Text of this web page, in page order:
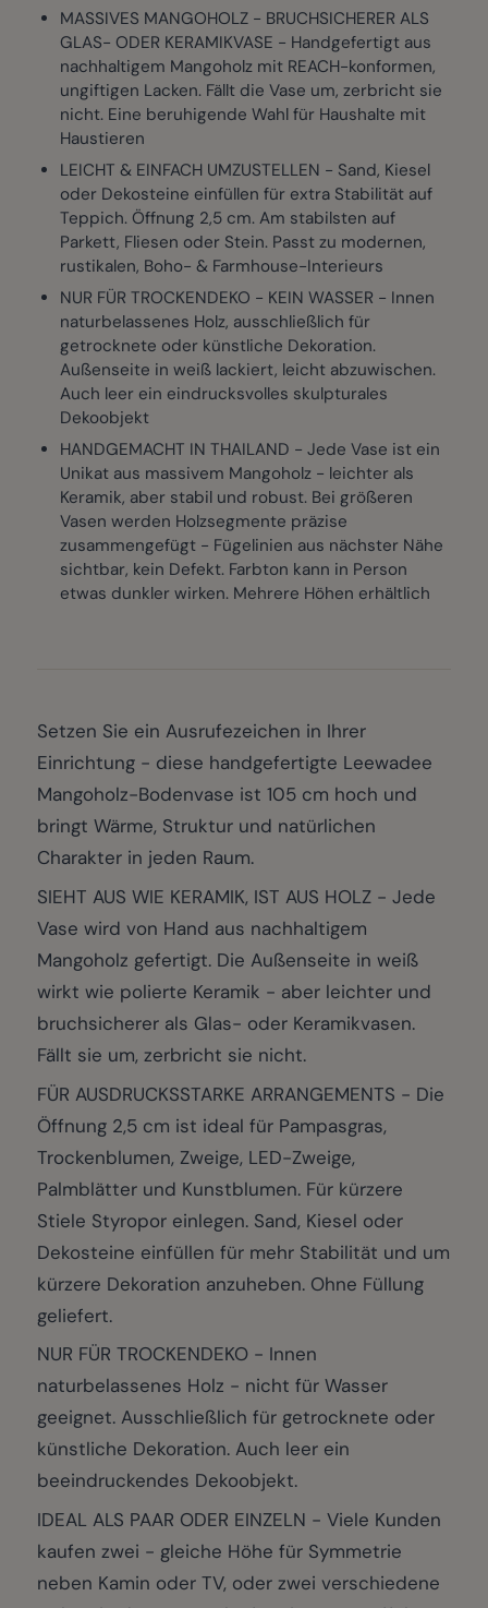
MASSIVES MANGOHOLZ - BRUCHSICHERER ALS
GLAS- ODER KERAMIKVASE - Handgefertigt aus
nachhaltigem Mangoholz mit REACH-konformen,
ungiftigen Lacken. Fällt die Vase um, zerbricht sie
nicht. Eine beruhigende Wahl für Haushalte mit
Haustieren
LEICHT & EINFACH UMZUSTELLEN - Sand, Kiesel
oder Dekosteine einfüllen für extra Stabilität auf
Teppich. Öffnung 2,5 cm. Am stabilsten auf
Parkett, Fliesen oder Stein. Passt zu modernen,
rustikalen, Boho- & Farmhouse-Interieurs
NUR FÜR TROCKENDEKO - KEIN WASSER - Innen
naturbelassenes Holz, ausschließlich für
getrocknete oder künstliche Dekoration.
Außenseite in weiß lackiert, leicht abzuwischen.
Auch leer ein eindrucksvolles skulpturales
Dekoobjekt
HANDGEMACHT IN THAILAND - Jede Vase ist ein
Unikat aus massivem Mangoholz - leichter als
Keramik, aber stabil und robust. Bei größeren
Vasen werden Holzsegmente präzise
zusammengefügt - Fügelinien aus nächster Nähe
sichtbar, kein Defekt. Farbton kann in Person
etwas dunkler wirken. Mehrere Höhen erhältlich
Setzen Sie ein Ausrufezeichen in Ihrer
Einrichtung - diese handgefertigte Leewadee
Mangoholz-Bodenvase ist 105 cm hoch und
bringt Wärme, Struktur und natürlichen
Charakter in jeden Raum.
SIEHT AUS WIE KERAMIK, IST AUS HOLZ - Jede
Vase wird von Hand aus nachhaltigem
Mangoholz gefertigt. Die Außenseite in weiß
wirkt wie polierte Keramik - aber leichter und
bruchsicherer als Glas- oder Keramikvasen.
Fällt sie um, zerbricht sie nicht.
FÜR AUSDRUCKSSTARKE ARRANGEMENTS - Die
Öffnung 2,5 cm ist ideal für Pampasgras,
Trockenblumen, Zweige, LED-Zweige,
Palmblätter und Kunstblumen. Für kürzere
Stiele Styropor einlegen. Sand, Kiesel oder
Dekosteine einfüllen für mehr Stabilität und um
kürzere Dekoration anzuheben. Ohne Füllung
geliefert.
NUR FÜR TROCKENDEKO - Innen
naturbelassenes Holz - nicht für Wasser
geeignet. Ausschließlich für getrocknete oder
künstliche Dekoration. Auch leer ein
beeindruckendes Dekoobjekt.
IDEAL ALS PAAR ODER EINZELN - Viele Kunden
kaufen zwei - gleiche Höhe für Symmetrie
neben Kamin oder TV, oder zwei verschiedene